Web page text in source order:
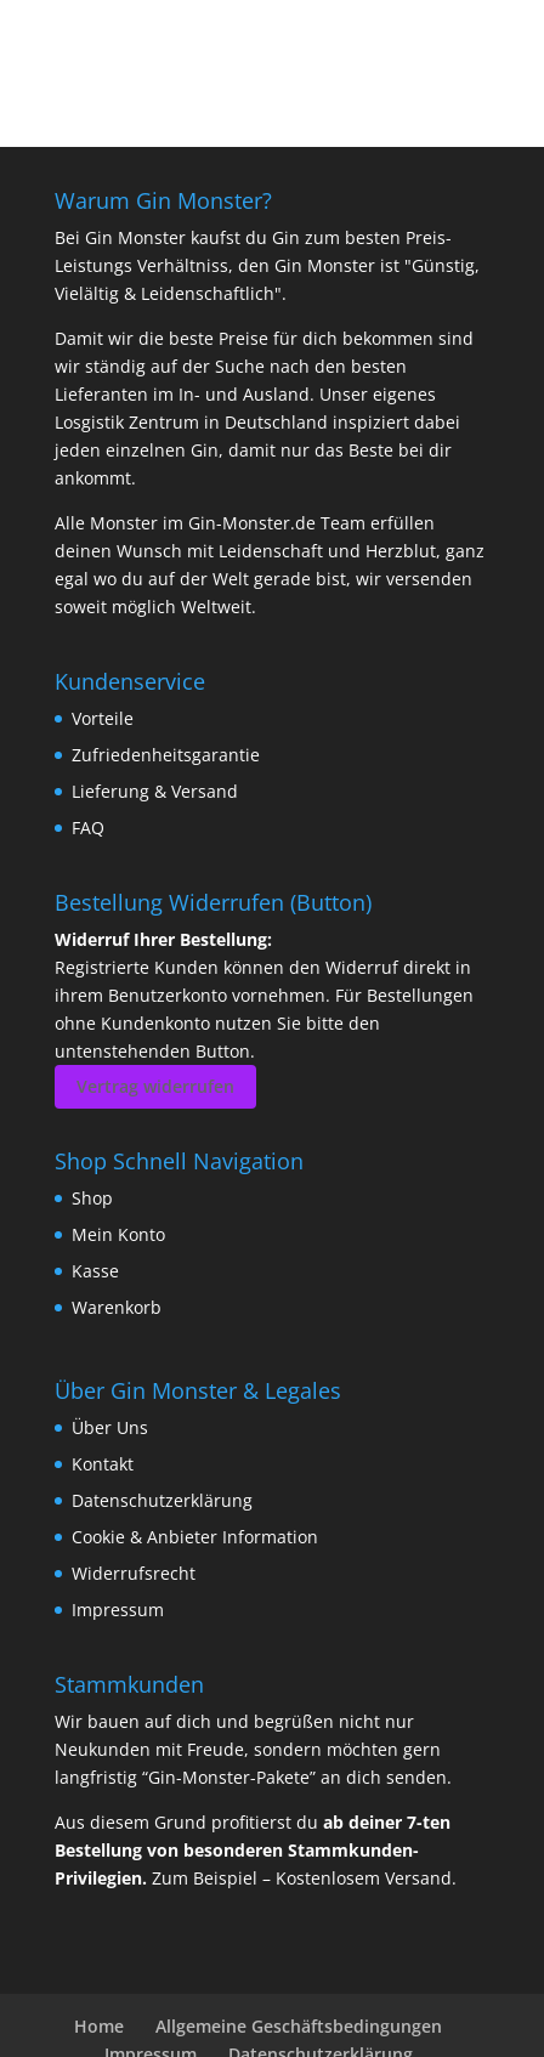
Warum Gin Monster?
Bei Gin Monster kaufst du Gin zum besten Preis-
Leistungs Verhältniss, den Gin Monster ist "Günstig,
Vielältig & Leidenschaftlich".
Damit wir die beste Preise für dich bekommen sind
wir ständig auf der Suche nach den besten
Lieferanten im In- und Ausland. Unser eigenes
Losgistik Zentrum in Deutschland inspiziert dabei
jeden einzelnen Gin, damit nur das Beste bei dir
ankommt.
Alle Monster im Gin-Monster.de Team erfüllen
deinen Wunsch mit Leidenschaft und Herzblut, ganz
egal wo du auf der Welt gerade bist, wir versenden
soweit möglich Weltweit.
Kundenservice
Vorteile
Zufriedenheitsgarantie
Lieferung & Versand
FAQ
Bestellung Widerrufen (Button)
Widerruf Ihrer Bestellung:
Registrierte Kunden können den Widerruf direkt in
ihrem Benutzerkonto vornehmen. Für Bestellungen
ohne Kundenkonto nutzen Sie bitte den
untenstehenden Button.
Vertrag widerrufen
Shop Schnell Navigation
Shop
Mein Konto
Kasse
Warenkorb
Über Gin Monster & Legales
Über Uns
Kontakt
Datenschutzerklärung
Cookie & Anbieter Information
Widerrufsrecht
Impressum
Stammkunden
Wir bauen auf dich und begrüßen nicht nur
Neukunden mit Freude, sondern möchten gern
langfristig “Gin-Monster-Pakete” an dich senden.
Aus diesem Grund profitierst du ab deiner 7-ten
Bestellung von besonderen Stammkunden-
Privilegien. Zum Beispiel – Kostenlosem Versand.
Home
Allgemeine Geschäftsbedingungen